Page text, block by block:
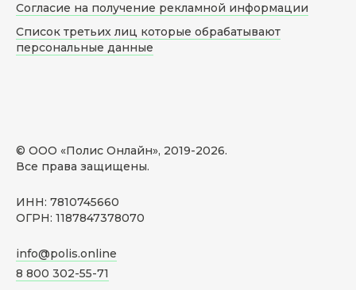
© ООО «Полис Онлайн», 2019-2026.
Все права защищены.
ИНН: 7810745660
ОГРН: 1187847378070
info@polis.online
8 800 302-55-71
Согласие на получение рекламной информации
Список третьих лиц которые обрабатывают
персональные данные